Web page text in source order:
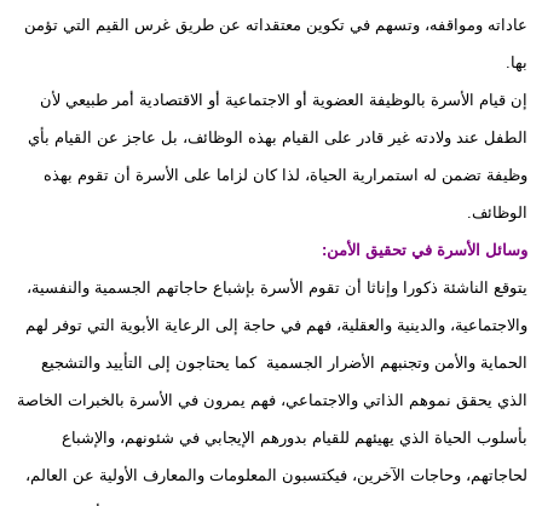
عاداته ومواقفه، وتسهم في تكوين معتقداته عن طريق غرس القيم التي تؤمن
بها.
إن قيام الأسرة بالوظيفة العضوية أو الاجتماعية أو الاقتصادية أمر طبيعي لأن
الطفل عند ولادته غير قادر على القيام بهذه الوظائف، بل عاجز عن القيام بأي
وظيفة تضمن له استمرارية الحياة، لذا كان لزاما على الأسرة أن تقوم بهذه
الوظائف.
وسائل الأسرة في تحقيق الأمن:
يتوقع الناشئة ذكورا وإناثا أن تقوم الأسرة بإشباع حاجاتهم الجسمية والنفسية،
والاجتماعية، والدينية والعقلية، فهم في حاجة إلى الرعاية الأبوية التي توفر لهم
الحماية والأمن وتجنبهم الأضرار الجسمية كما يحتاجون إلى التأييد والتشجيع
الذي يحقق نموهم الذاتي والاجتماعي، فهم يمرون في الأسرة بالخبرات الخاصة
بأسلوب الحياة الذي يهيئهم للقيام بدورهم الإيجابي في شئونهم، والإشباع
لحاجاتهم، وحاجات الآخرين، فيكتسبون المعلومات والمعارف الأولية عن العالم،